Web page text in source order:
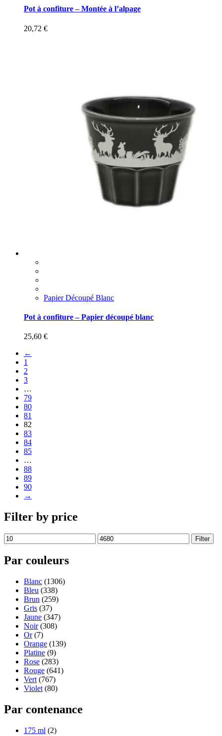
Pot à confiture – Montée à l’alpage
20,72 €
Papier Découpé Blanc
Pot à confiture – Papier découpé blanc
25,60 €
←
1
2
3
…
79
80
81
82
83
84
85
…
88
89
90
→
Filter by price
Filter
Par couleurs
Blanc (1306)
Bleu (338)
Brun (259)
Gris (37)
Jaune (347)
Noir (308)
Or (7)
Orange (139)
Platine (9)
Rose (283)
Rouge (641)
Vert (767)
Violet (80)
Par contenance
175 ml (2)